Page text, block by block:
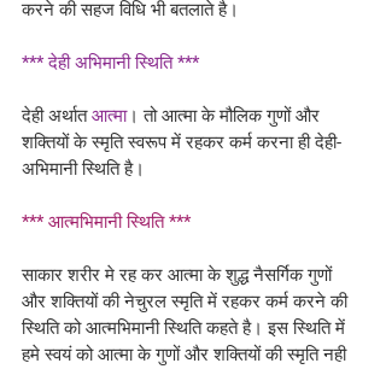
करने की सहज विधि भी बतलाते है।
*** देही अभिमानी स्थिति ***
देही अर्थात आत्मा। तो आत्मा के मौलिक गुणों और
शक्तियों के स्मृति स्वरूप में रहकर कर्म करना ही देही-
अभिमानी स्थिति है।
*** आत्मभिमानी स्थिति ***
साकार शरीर मे रह कर आत्मा के शुद्ध नैसर्गिक गुणों
और शक्तियों की नेचुरल स्मृति में रहकर कर्म करने की
स्थिति को आत्मभिमानी स्थिति कहते है। इस स्थिति में
हमे स्वयं को आत्मा के गुणों और शक्तियों की स्मृति नही